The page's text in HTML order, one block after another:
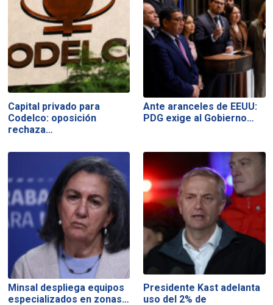
Capital privado para
Codelco: oposición
rechaza…
Ante aranceles de EEUU:
PDG exige al Gobierno…
Minsal despliega equipos
especializados en zonas…
Presidente Kast adelanta
uso del 2% de